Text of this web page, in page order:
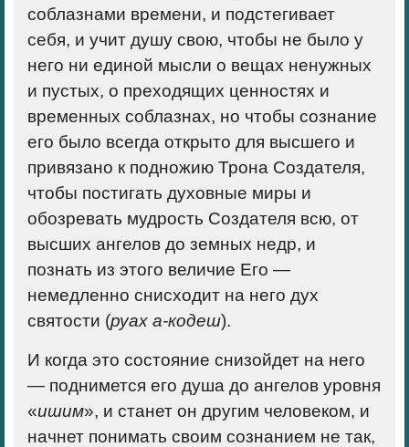
соблазнами времени, и подстегивает
себя, и учит душу свою, чтобы не было у
него ни единой мысли о вещах ненужных
и пустых, о преходящих ценностях и
временных соблазнах, но чтобы сознание
его было всегда открыто для высшего и
привязано к подножию Трона Создателя,
чтобы постигать духовные миры и
обозревать мудрость Создателя всю, от
высших ангелов до земных недр, и
познать из этого величие Его —
немедленно снисходит на него дух
святости (руах а-кодеш).
И когда это состояние снизойдет на него
— поднимется его душа до ангелов уровня
«ишим», и станет он другим человеком, и
начнет понимать своим сознанием не так,